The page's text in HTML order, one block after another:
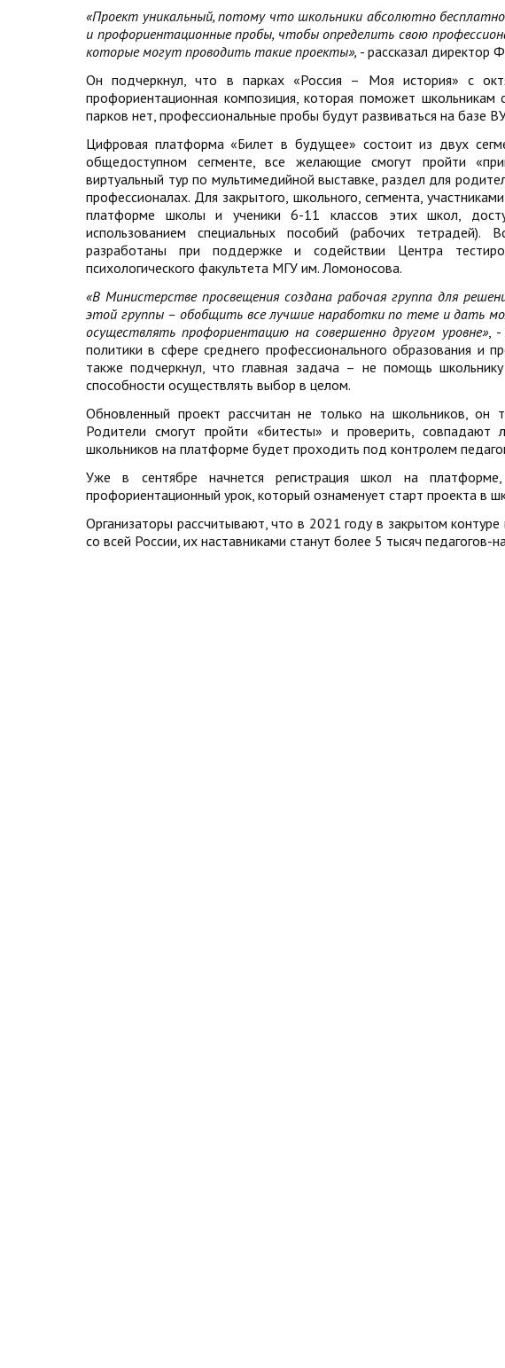
«Проект уникальный, потому что школьники абсолютно
и профориентационные пробы, чтобы определить свою
которые могут проводить такие проекты», - рассказал директор
Он подчеркнул, что в парках «Россия – Моя история» с
профориентационная композиция, которая поможет школьникам
парков нет, профессиональные пробы будут развиваться на базе
Цифровая платформа «Билет в будущее» состоит из двух
общедоступном сегменте, все желающие смогут пройти
виртуальный тур по мультимедийной выставке, раздел для
профессионалах. Для закрытого, школьного, сегмента,
платформе школы и ученики 6-11 классов этих школ,
использованием специальных пособий (рабочих
разработаны при поддержке и содействии Центра
психологического факультета МГУ им. Ломоносова.
«В Министерстве просвещения создана рабочая группа для
этой группы – обобщить все лучшие наработки по теме и дать
осуществлять профориентацию на совершенно другом уровне», -
политики в сфере среднего профессионального образования и
также подчеркнул, что главная задача – не помощь
способности осуществлять выбор в целом.
Обновленный проект рассчитан не только на школьников, он
Родители смогут пройти «битесты» и проверить,
школьников на платформе будет проходить под контролем
Уже в сентябре начнется регистрация школ на
профориентационный урок, который ознаменует старт проекта в
Организаторы рассчитывают, что в 2021 году в закрытом
со всей России, их наставниками станут более 5 тысяч педагогов-